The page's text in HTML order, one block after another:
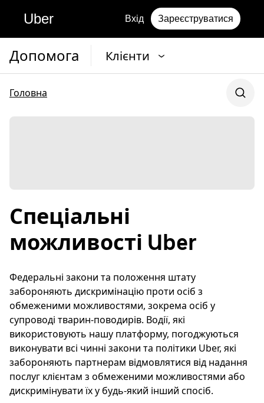
Uber Вхід Зареєструватися
Допомога Клієнти
Головна
Спеціальні
можливості Uber
Федеральні закони та положення штату
забороняють дискримінацію проти осіб з
обмеженими можливостями, зокрема осіб у
супроводі тварин-поводирів. Водії, які
використовують нашу платформу, погоджуються
виконувати всі чинні закони та політики Uber, які
забороняють партнерам відмовлятися від надання
послуг клієнтам з обмеженими можливостями або
дискримінувати їх у будь-який інший спосіб.